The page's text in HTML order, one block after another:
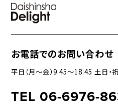
お電話でのお問い合わせ
平日（月〜金）9:45〜18:45 土日・
TEL 06-6976-